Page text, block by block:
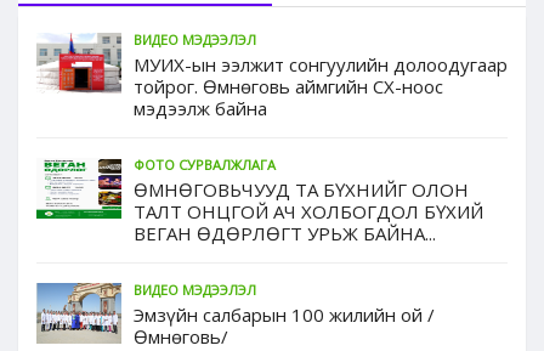
ВИДЕО МЭДЭЭЛЭЛ
МУИХ-ын ээлжит сонгуулийн долоодугаар
тойрог. Өмнөговь аймгийн СХ-ноос
мэдээлж байна
ФОТО СУРВАЛЖЛАГА
ӨМНӨГОВЬЧУУД ТА БҮХНИЙГ ОЛОН
ТАЛТ ОНЦГОЙ АЧ ХОЛБОГДОЛ БҮХИЙ
ВЕГАН ӨДӨРЛӨГТ УРЬЖ БАЙНА...
ВИДЕО МЭДЭЭЛЭЛ
Эмзүйн салбарын 100 жилийн ой /
Өмнөговь/